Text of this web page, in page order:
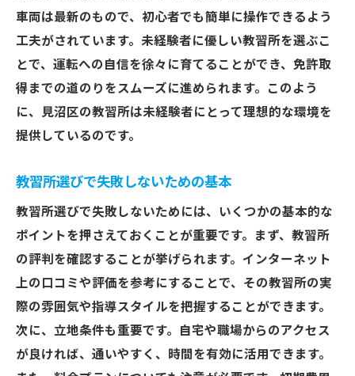
車両は最新のもので、初心者でも簡単に操作できるよう
工夫がされています。未経験者に優しい教習所を選ぶこ
とで、運転への自信を徐々に育てることができ、免許取
得までの道のりをスムーズに進められます。このよう
に、見沼区の教習所は未経験者にとって理想的な環境を
提供しているのです。
教習所選びで失敗しないための基本
教習所選びで失敗しないためには、いくつかの基本的な
ポイントを押さえておくことが重要です。まず、教習所
の評判を確認することが挙げられます。インターネット
上の口コミや評価を参考にすることで、その教習所の実
際の雰囲気や指導スタイルを把握することができます。
次に、立地条件も重要です。自宅や職場からのアクセス
が良ければ、通いやすく、時間を有効に活用できます。